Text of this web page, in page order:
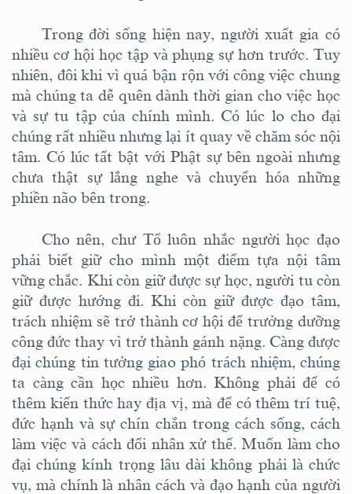
Trong đời sống hiện nay, người xuất gia có
nhiều cơ hội học tập và phụng sự hơn trước. Tuy
nhiên, đôi khi vì quá bận rộn với công việc chung
mà chúng ta dễ quên dành thời gian cho việc học
và sự tu tập của chính mình. Có lúc lo cho đại
chúng rất nhiều nhưng lại ít quay về chăm sóc nội
tâm. Có lúc tất bật với Phật sự bên ngoài nhưng
chưa thật sự lắng nghe và chuyển hóa những
phiền não bên trong.
Cho nên, chư Tổ luôn nhắc người học đạo
phải biết giữ cho mình một điểm tựa nội tâm
vững chắc. Khi còn giữ được sự học, người tu còn
giữ được hướng đi. Khi còn giữ được đạo tâm,
trách nhiệm sẽ trở thành cơ hội để trưởng dưỡng
công đức thay vì trở thành gánh nặng. Càng được
đại chúng tin tưởng giao phó trách nhiệm, chúng
ta càng cần học nhiều hơn. Không phải để có
thêm kiến thức hay địa vị, mà để có thêm trí tuệ,
đức hạnh và sự chín chắn trong cách sống, cách
làm việc và cách đối nhân xử thế. Muốn làm cho
đại chúng kính trọng lâu dài không phải là chức
vụ, mà chính là nhân cách và đạo hạnh của người